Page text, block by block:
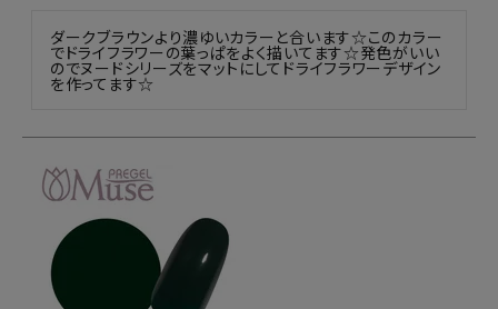
ダークブラウンより濃ゆいカラーと合います☆このカラー
でドライフラワーの葉っぱをよく描いてます☆発色がいい
のでヌードシリーズをマットにしてドライフラワーデザイン
を作ってます☆